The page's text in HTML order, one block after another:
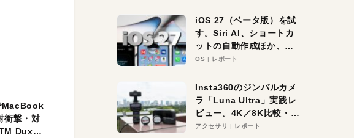
MacBook
衝撃・対
Dux
iOS 27（ベータ版）を試
す。Siri AI、ショートカ
ットの自動作成ほか、期
待大の便利機能5選。
る未来はすぐそこ！
OS レポート
Insta360のジンバルカメ
ラ「Luna Ultra」実践レ
ビュー。4K／8K比較・ズ
ーム・夜間撮影をチェッ
アクセサリ レポート